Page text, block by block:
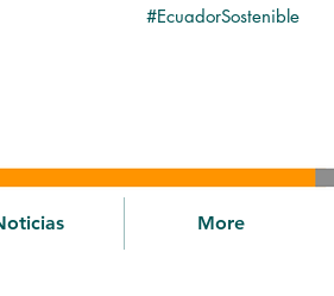
#EcuadorSostenible
More